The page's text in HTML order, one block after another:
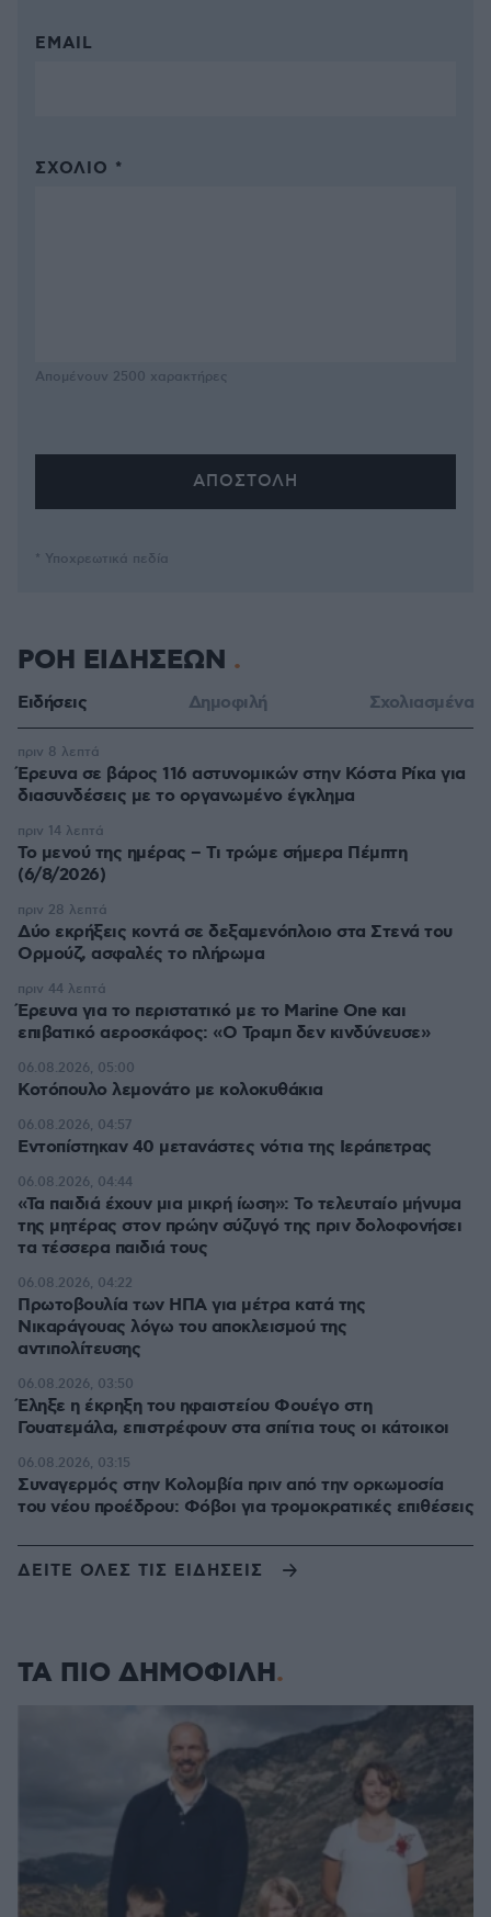
EMAIL
ΣΧΌΛΙΟ *
Απομένουν 2500 χαρακτήρες
* Υποχρεωτικά πεδία
ΡΟΗ ΕΙΔΗΣΕΩΝ
Ειδήσεις Δημοφιλή Σχολιασμένα
Έρευνα σε βάρος 116 αστυνομικών στην Κόστα Ρίκα για
διασυνδέσεις με το οργανωμένο έγκλημα
πριν 8 λεπτά
Το μενού της ημέρας – Τι τρώμε σήμερα Πέμπτη
(6/8/2026)
πριν 14 λεπτά
Δύο εκρήξεις κοντά σε δεξαμενόπλοιο στα Στενά του
Ορμούζ, ασφαλές το πλήρωμα
πριν 28 λεπτά
Έρευνα για το περιστατικό με το Marine One και
επιβατικό αεροσκάφος: «Ο Τραμπ δεν κινδύνευσε»
πριν 44 λεπτά
Κοτόπουλο λεμονάτο με κολοκυθάκια
06.08.2026, 05:00
Εντοπίστηκαν 40 μετανάστες νότια της Ιεράπετρας
06.08.2026, 04:57
«Τα παιδιά έχουν μια μικρή ίωση»: Το τελευταίο μήνυμα
της μητέρας στον πρώην σύζυγό της πριν δολοφονήσει
τα τέσσερα παιδιά τους
06.08.2026, 04:44
Πρωτοβουλία των ΗΠΑ για μέτρα κατά της
Νικαράγουας λόγω του αποκλεισμού της
αντιπολίτευσης
06.08.2026, 04:22
Έληξε η έκρηξη του ηφαιστείου Φουέγο στη
Γουατεμάλα, επιστρέφουν στα σπίτια τους οι κάτοικοι
06.08.2026, 03:50
Συναγερμός στην Κολομβία πριν από την ορκωμοσία
του νέου προέδρου: Φόβοι για τρομοκρατικές επιθέσεις
06.08.2026, 03:15
ΔΕΙΤΕ ΟΛΕΣ ΤΙΣ ΕΙΔΗΣΕΙΣ
ΤΑ ΠΙΟ ΔΗΜΟΦΙΛΗ